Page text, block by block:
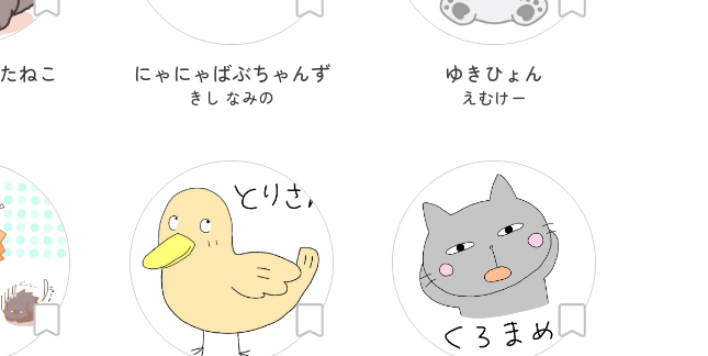
ねこ にゃにゃばぶちゃんず
きし なみの
ゆきひょん
えむけー